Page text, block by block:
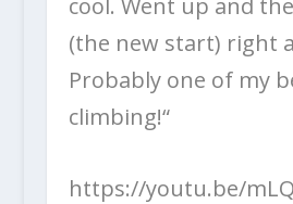
(the new start) right
Probably one of my
climbing!“
https://youtu.be/